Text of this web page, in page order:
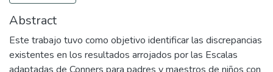
Abstract
Este trabajo tuvo como objetivo identificar las discrepancias
existentes en los resultados arrojados por las Escalas